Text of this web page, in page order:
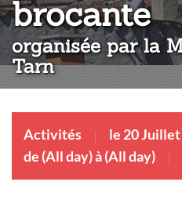
brocante:
organisée par la
Tarn
Activités
le 20
de (All day) à (All day)